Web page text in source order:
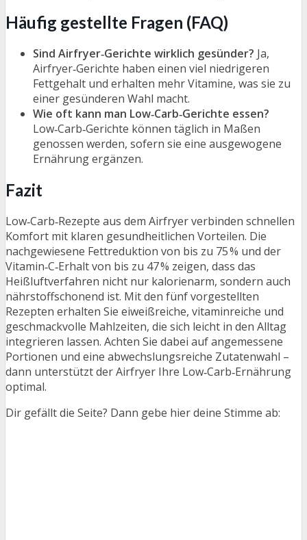
Häufig gestellte Fragen (FAQ)
Sind Airfryer‑Gerichte wirklich gesünder? Ja,
Airfryer‑Gerichte haben einen viel niedrigeren
Fettgehalt und erhalten mehr Vitamine, was sie zu
einer gesünderen Wahl macht.
Wie oft kann man Low‑Carb‑Gerichte essen?
Low‑Carb‑Gerichte können täglich in Maßen
genossen werden, sofern sie eine ausgewogene
Ernährung ergänzen.
Fazit
Low‑Carb‑Rezepte aus dem Airfryer verbinden schnellen
Komfort mit klaren gesundheitlichen Vorteilen. Die
nachgewiesene Fettreduktion von bis zu 75 % und der
Vitamin‑C‑Erhalt von bis zu 47 % zeigen, dass das
Heißluftverfahren nicht nur kalorienarm, sondern auch
nährstoffschonend ist. Mit den fünf vorgestellten
Rezepten erhalten Sie eiweißreiche, vitaminreiche und
geschmackvolle Mahlzeiten, die sich leicht in den Alltag
integrieren lassen. Achten Sie dabei auf angemessene
Portionen und eine abwechslungsreiche Zutatenwahl –
dann unterstützt der Airfryer Ihre Low‑Carb‑Ernährung
optimal.
Dir gefällt die Seite? Dann gebe hier deine Stimme ab: